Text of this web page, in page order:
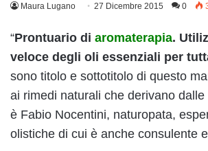
Maura Lugano 27 Dicembre 2015 0
“Prontuario di aromaterapia.
veloce degli oli essenziali per
sono titolo e sottotitolo di questo
ai rimedi naturali che derivano dalle
è Fabio Nocentini, naturopata,
olistiche di cui è anche consulente